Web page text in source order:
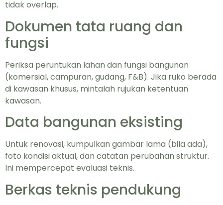
tidak overlap.
Dokumen tata ruang dan
fungsi
Periksa peruntukan lahan dan fungsi bangunan
(komersial, campuran, gudang, F&B). Jika ruko berada
di kawasan khusus, mintalah rujukan ketentuan
kawasan.
Data bangunan eksisting
Untuk renovasi, kumpulkan gambar lama (bila ada),
foto kondisi aktual, dan catatan perubahan struktur.
Ini mempercepat evaluasi teknis.
Berkas teknis pendukung